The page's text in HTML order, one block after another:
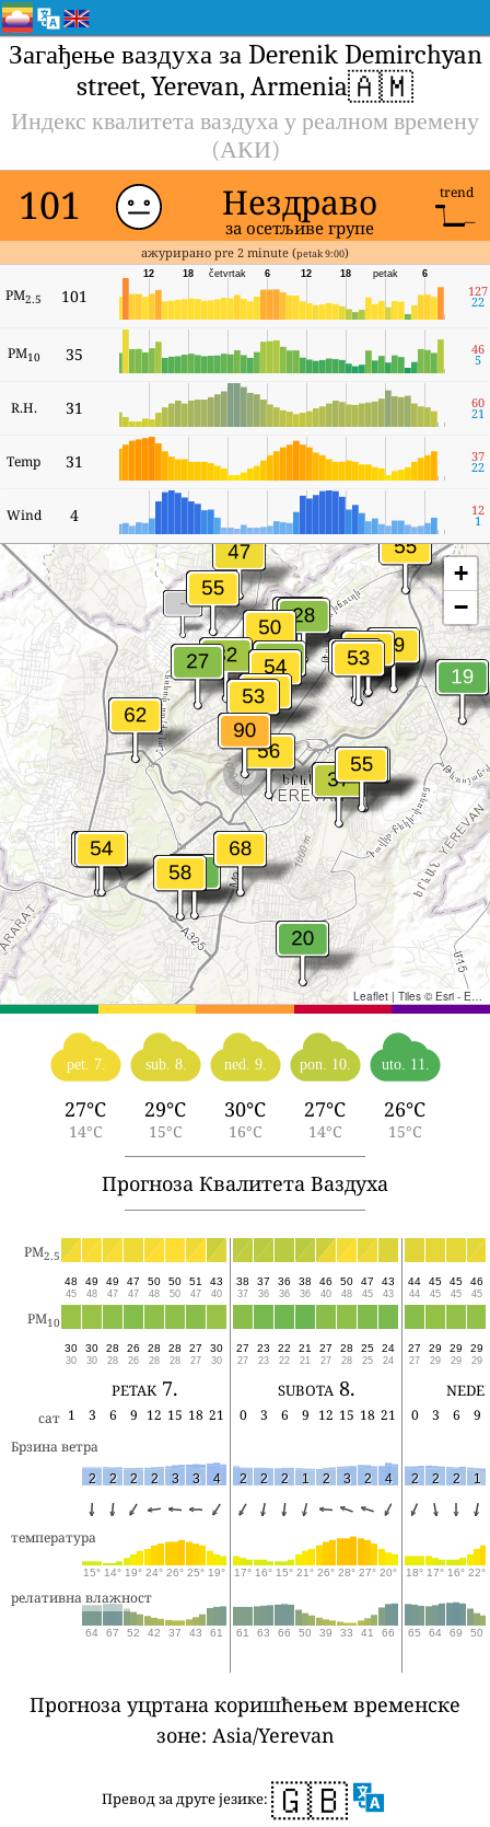
Загађење ваздуха за Derenik Demirchyan
street, Yerevan, Armenia🇦🇲
Индекс квалитета ваздуха у реалном времену
(АКИ)
101 Нездраво
за осетљиве групе
trend
ажурирано pre 2 minute (petak 9:00)
PM2.5 101
6
petak
18
12
6
četvrtak
18
12
127
22
PM10 35 46
5
R.H. 31 60
21
Temp 31 37
22
Wind 4 12
1
+
−
Leaflet | Tiles © Esri - Esri, DeLorme, NAVTEQ, TomTom, Intermap, iPC, USGS, FAO, NPS, NRCAN, GeoBase, Kadaster NL, Ordnance Survey, Esri Japan, METI, Esri China (Hong Kong), and the GIS User Community
pet. 7.
27°C
14°C
sub. 8.
29°C
15°C
ned. 9.
30°C
16°C
pon. 10.
27°C
14°C
uto. 11.
26°C
15°C
Прогноза Квалитета Ваздуха
PM2.5
48
45
49
48
49
47
47
47
50
48
50
50
51
47
43
40
38
37
37
36
36
36
38
36
46
40
50
48
47
45
43
43
44
44
45
45
45
45
46
45
PM10
30
30
30
30
28
28
26
26
28
28
28
28
27
27
30
30
27
27
23
23
22
22
21
21
27
27
28
28
25
25
24
24
27
27
29
29
29
29
29
29
petak 7. subota 8.
сат 1 3 6 9 12 15 18 21 0 3 6 9 12 15 18 21 0 3 6
9
Брзина ветра
2 2 2 2 3 3 4 2 2 2 1 2 3 2 4 2 2 2 1
температура
15° 14° 19° 24° 26° 25° 19° 17° 16° 15° 21° 26° 28° 27° 20° 18° 17° 16° 22°
релативна влажност
64 67 52 42 37 43 61 61 63 66 50 39 33 41 66 65 64 69 50
Прогноза уцртана коришћењем временске
зоне: Asia/Yerevan
Превод за друге језике: 🇬🇧